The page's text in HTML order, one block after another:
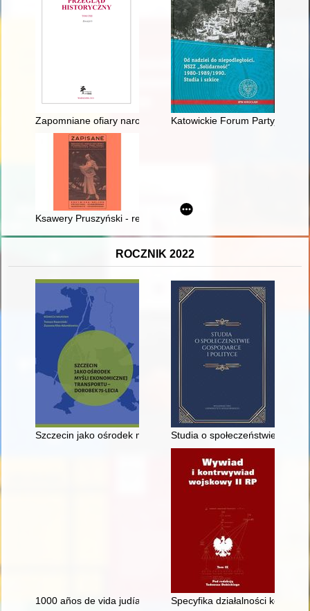
Zapomniane ofiary narodowego socjalizmu? : wokół wątku
Katowickie Forum Partyjne
Ksawery Pruszyński - reporter na trudne czasy
ROCZNIK 2022
Szczecin jako ośrodek myśli ekonomicznej transportu :
Studia o społeczeństwie,
1000 años de vida judía en Polonia : un almanaque
Specyfika działalności